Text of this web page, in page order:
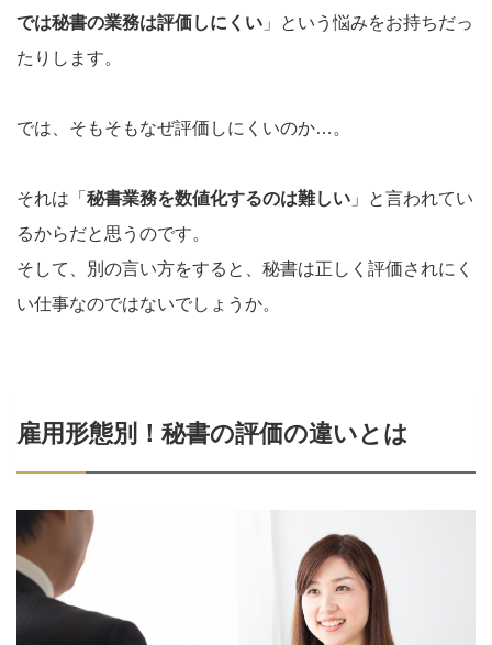
では秘書の業務は評価しにくい 」という悩みをお持ちだっ
たりします。
では、そもそもなぜ評価しにくいのか…。
それは「 秘書業務を数値化するのは難しい 」と言われてい
るからだと思うのです。
そして、別の言い方をすると、秘書は正しく評価されにく
い仕事なのではないでしょうか。
雇用形態別！秘書の評価の違いとは